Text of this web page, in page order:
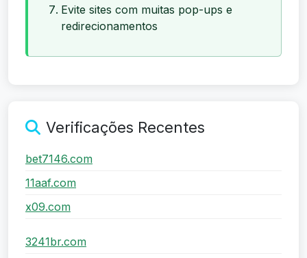
Evite sites com muitas pop-ups e
redirecionamentos
Verificações Recentes
bet7146.com
11aaf.com
x09.com
3241br.com